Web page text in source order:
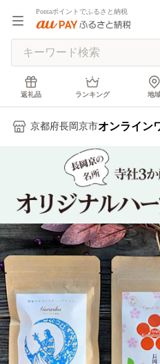
Pontaポイントでふるさと納税
返礼品 ランキング 地
京都府長岡京市オンライン